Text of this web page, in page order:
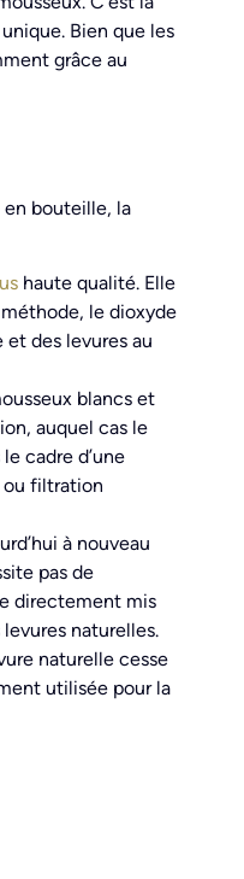
Bien que les
grâce au
bouteille, la
haute qualité. Elle
le dioxyde
des levures au
blancs et
auquel cas le
cadre d’une
ou filtration
à nouveau
pas de
directement mis
naturelles.
naturelle cesse
utilisée pour la